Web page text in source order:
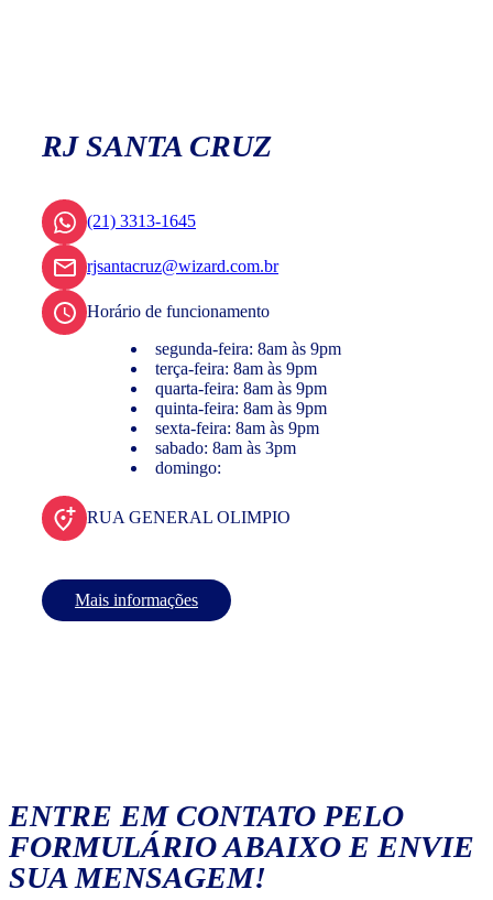
RJ SANTA CRUZ
(21) 3313-1645
rjsantacruz@wizard.com.br
Horário de funcionamento
segunda-feira: 8am às 9pm
terça-feira: 8am às 9pm
quarta-feira: 8am às 9pm
quinta-feira: 8am às 9pm
sexta-feira: 8am às 9pm
sabado: 8am às 3pm
domingo:
RUA GENERAL OLIMPIO
Mais informações
ENTRE EM CONTATO PELO
FORMULÁRIO ABAIXO E ENVIE
SUA MENSAGEM!